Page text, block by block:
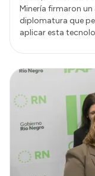
Minería firmaron
diplomatura que
aplicar esta